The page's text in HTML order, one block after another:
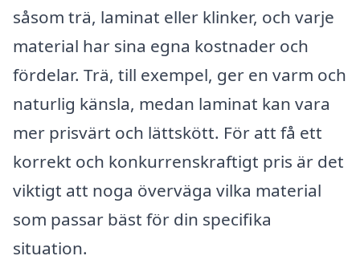
såsom trä, laminat eller klinker, och varje
material har sina egna kostnader och
fördelar. Trä, till exempel, ger en varm och
naturlig känsla, medan laminat kan vara
mer prisvärt och lättskött. För att få ett
korrekt och konkurrenskraftigt pris är det
viktigt att noga överväga vilka material
som passar bäst för din specifika
situation.